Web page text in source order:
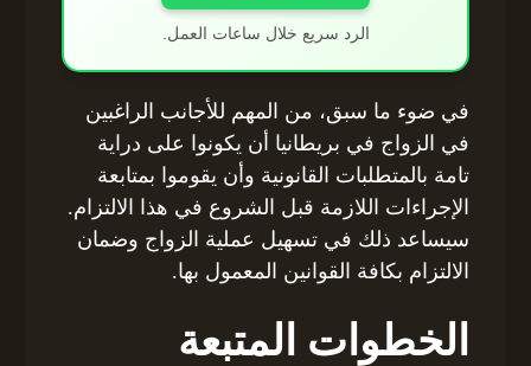
الرد سريع خلال ساعات العمل.
في ضوء ما سبق، من المهم للأجانب الراغبين
في الزواج في بريطانيا أن يكونوا على دراية
تامة بالمتطلبات القانونية وأن يقوموا بمتابعة
الإجراءات اللازمة قبل الشروع في هذا الالتزام.
سيساعد ذلك في تسهيل عملية الزواج وضمان
الالتزام بكافة القوانين المعمول بها.
الخطوات المتبعة